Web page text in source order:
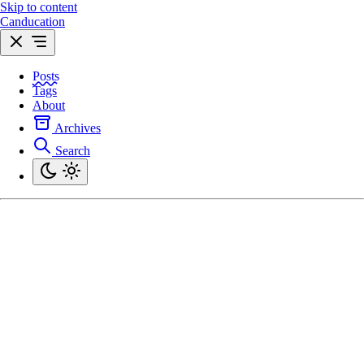
Skip to content
Canducation
Posts
Tags
About
Archives
Search